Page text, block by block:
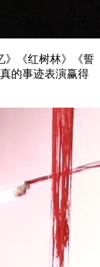
》《红树林》《誓
的事迹表演赢得